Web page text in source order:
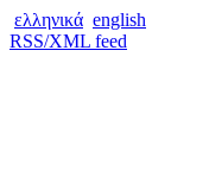
ελληνικά english
RSS/XML feed